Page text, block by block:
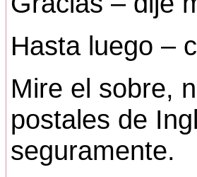
Hasta luego –
Mire el sobre,
postales de
seguramente.